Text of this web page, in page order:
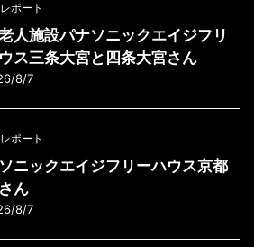
ポート
人施設パナソニックエイジフリ
ス三条大宮と四条大宮さん
8/7
ポート
ニックエイジフリーハウス京都
ん
8/7